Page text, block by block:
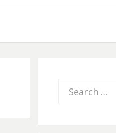
Search